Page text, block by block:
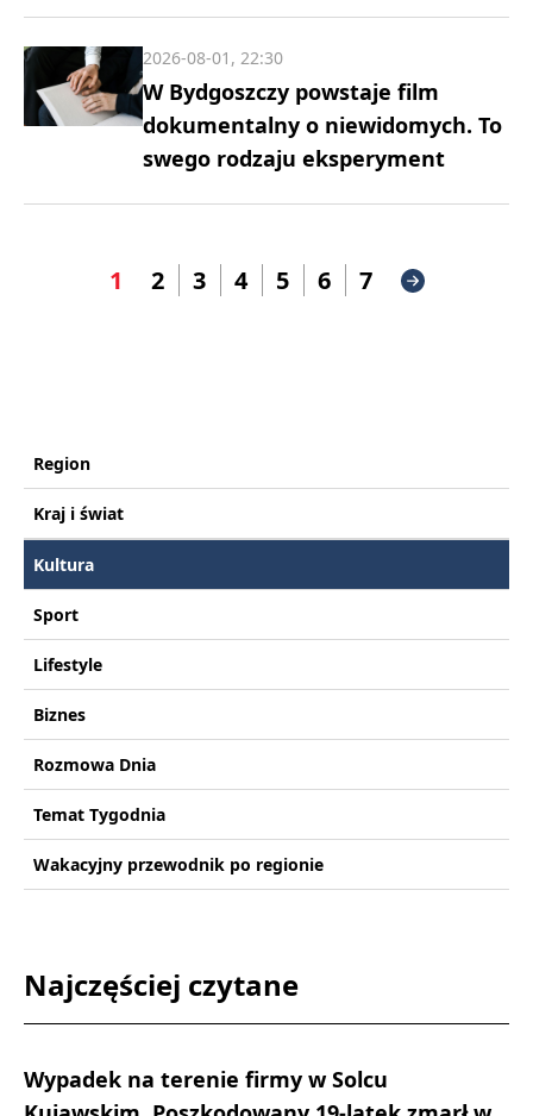
W Bydgoszczy powstaje film
dokumentalny o niewidomych. To
swego rodzaju eksperyment
2026-08-01, 22:30
1 2 3 4 5 6 7
Region
Kraj i świat
Kultura
Sport
Lifestyle
Biznes
Rozmowa Dnia
Temat Tygodnia
Wakacyjny przewodnik po regionie
Najczęściej czytane
Wypadek na terenie firmy w Solcu